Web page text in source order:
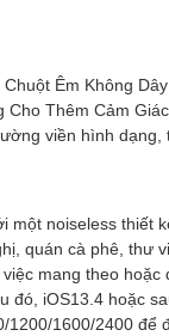
Êm Không
Thêm Cảm
viền hình
noiseless
quán cà phê, thư
mang theo
iOS13.4 hoặc
1600/2400